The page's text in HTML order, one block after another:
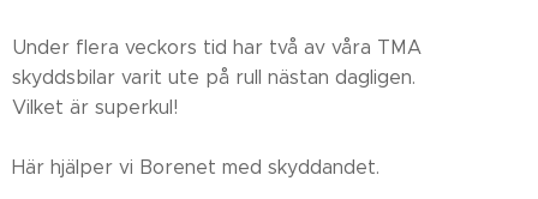
Under flera veckors tid har två av våra TMA
skyddsbilar varit ute på rull nästan dagligen.
Vilket är superkul!
Här hjälper vi Borenet med skyddandet.